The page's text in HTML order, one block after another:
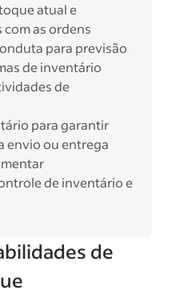
atual e
as ordens
para previsão
de inventário
de
para garantir
envio ou entrega
de inventário e
de